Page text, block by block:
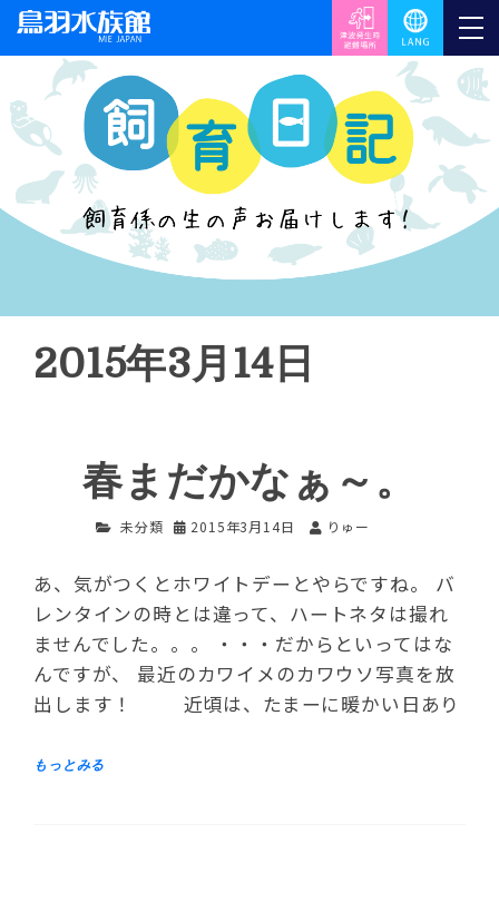
2015年3月14日
春まだかなぁ～。
未分類 2015年3月14日 りゅー
あ、気がつくとホワイトデーとやらですね。 バ
レンタインの時とは違って、ハートネタは撮れ
ませんでした。。。 ・・・だからといってはな
んですが、 最近のカワイメのカワウソ写真を放
出します！ 近頃は、たまーに暖かい日あり